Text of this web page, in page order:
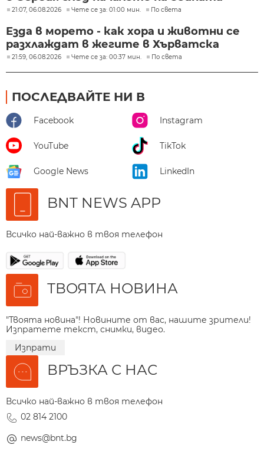
21:07, 06.08.2026 Чете се за: 01:00 мин. По света
Езда в морето - как хора и животни се
разхлаждат в жегите в Хърватска
21:59, 06.08.2026 Чете се за: 00:37 мин. По света
ПОСЛЕДВАЙТЕ НИ В
Facebook Instagram
YouTube TikTok
Google News LinkedIn
BNT NEWS APP
Всичко най-важно в твоя телефон
ТВОЯТА НОВИНА
"Твоята новина"! Новините от вас, нашите зрители!
Изпратете текст, снимки, видео.
Изпрати
ВРЪЗКА С НАС
Всичко най-важно в твоя телефон
02 814 2100
news@bnt.bg